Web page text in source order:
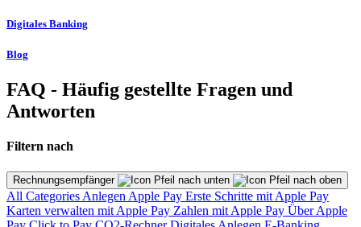
Digitales Banking
Blog
FAQ - Häufig gestellte Fragen und
Antworten
Filtern nach
Rechnungsempfänger
All Categories Anlegen Apple Pay Erste Schritte mit Apple Pay
Karten verwalten mit Apple Pay Zahlen mit Apple Pay Über Apple